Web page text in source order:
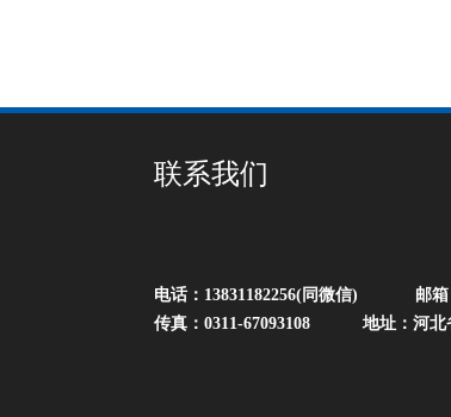
联系我们
电话：13831182256(同微信) 邮箱
传真：0311-67093108 地址：河北